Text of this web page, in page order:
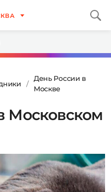
День России в
Москве
Московском